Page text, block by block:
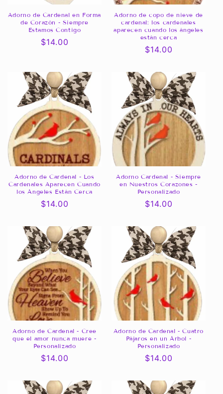
Adorno de Cardenal en Forma
de Corazón - Siempre
Estamos Contigo
Precio
$14.00
Adorno de copo de nieve de
cardenal: los cardenales
aparecen cuando los ángeles
están cerca
Precio
$14.00
Adorno de Cardenal - Los
Cardenales Aparecen Cuando
los Ángeles Están Cerca
Precio
$14.00
Adorno Cardenal - Siempre
en Nuestros Corazones -
Personalizado
Precio
$14.00
Adorno de Cardenal - Cree
que el amor nunca muere -
Personalizado
Precio
$14.00
Adorno de Cardenal - Cuatro
Pájaros en un Árbol -
Personalizado
Precio
$14.00